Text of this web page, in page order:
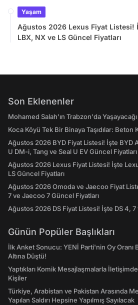
Yaşam
Ağustos 2026 Lexus Fiyat Listesi!
LBX, NX ve LS Güncel Fiyatları
Son Eklenenler
Mohamed Salah'ın Trabzon'da Yaşayacağı
Koca Köyü Tek Bir Binaya Taşıdılar:
Ağustos 2026 BYD Fiyat Listesi! İşte BYD
U DM-i, Tang ve Seal U EV Güncel Fiyatları
Ağustos 2026 Lexus Fiyat Listesi! İşte
LS Güncel Fiyatları
Ağustos 2026 Omoda ve Jaecoo Fiyat
7 ve Jaecoo 7 Güncel Fiyatları
Ağustos 2026 DS Fiyat Listesi! İşte DS 4, 7
Günün Popüler Başlıkları
İlk Anket Sonucu: YENİ Parti'nin Oy Oranı
Altına Düştü!
Yaptıkları Komik Mesajlaşmalarla
Kişiler
Türkiye, Arabistan ve Pakistan Arasında
Yapılan Saldırı Hepsine Yapılmış Sayılacak